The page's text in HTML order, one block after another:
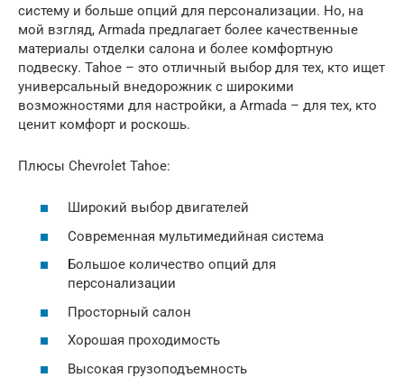
систему и больше опций для персонализации. Но, на
мой взгляд, Armada предлагает более качественные
материалы отделки салона и более комфортную
подвеску. Tahoe – это отличный выбор для тех, кто ищет
универсальный внедорожник с широкими
возможностями для настройки, а Armada – для тех, кто
ценит комфорт и роскошь.
Плюсы Chevrolet Tahoe:
Широкий выбор двигателей
Современная мультимедийная система
Большое количество опций для
персонализации
Просторный салон
Хорошая проходимость
Высокая грузоподъемность